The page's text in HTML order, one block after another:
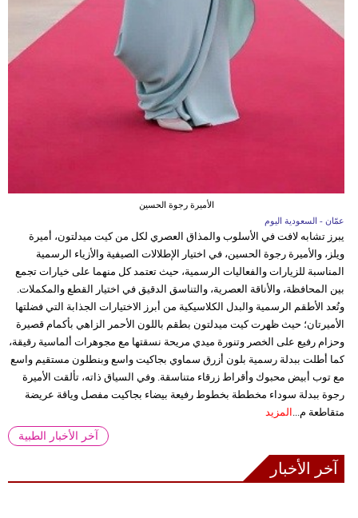
الأميرة رجوة الحسين
عمّان - السعودية اليوم
يبرز تشابه لافت في الأسلوب والمذاق العصري لكل من كيت ميدلتون، أميرة
ويلز، والأميرة رجوة الحسين، في اختيار الإطلالات الصيفية والأزياء الرسمية
المناسبة للزيارات والفعاليات الرسمية، حيث تعتمد كل منهما على خيارات تجمع
بين المحافظة، والأناقة العصرية، والتناسق الدقيق في اختيار القطع والمكملات.
وتُعد الأطقم الرسمية والبدل الكلاسيكية من أبرز الاختيارات الجذابة التي فضلتها
الأميرتان؛ حيث ظهرت كيت ميدلتون بطقم باللون الأحمر الزاهي بأكمام قصيرة
وحزام رفيع على الخصر وتنورة ميدي مريحة نسقتها مع مجوهرات ألماسية رقيقة،
كما أطلت ببدلة رسمية بلون أزرق سماوي بجاكيت واسع وبنطلون مستقيم واسع
مع توب أبيض محبوك وأقراط زرقاء متناسقة. وفي السياق ذاته، تألقت الأميرة
رجوة ببدلة سوداء مخططة بخطوط رفيعة بيضاء بجاكيت مفصل وياقة عريضة
متقاطعة م...
المزيد
آخر الأخبار الطبية
آخر الأخبار